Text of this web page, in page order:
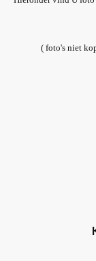
( foto's niet